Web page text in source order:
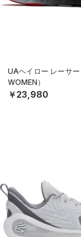
UAヘイロー レーサ
WOMEN）
￥23,980